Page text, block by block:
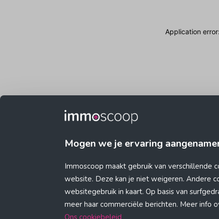
Mogen we je ervaring
Immoscoop maakt gebruik van verschillende
website. Deze kan je niet weigeren. Andere
websitegebruik in kaart. Op basis van
meer haar commerciële berichten. Meer info
Ons cookiebeleid
Application